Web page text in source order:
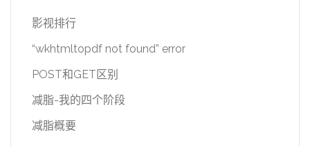
影视排行
“wkhtmltopdf not found” error
POST和GET区别
减脂-我的四个阶段
减脂概要